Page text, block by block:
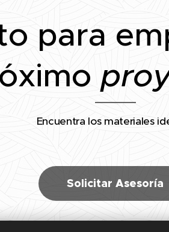
para
Encuentra los materiales
Solicitar Asesoría